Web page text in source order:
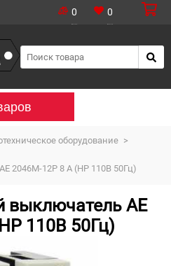
0 0
оборудование >
2046М-12Р 8 А (НР 110В 50Гц)
выключатель АЕ
110В 50Гц)